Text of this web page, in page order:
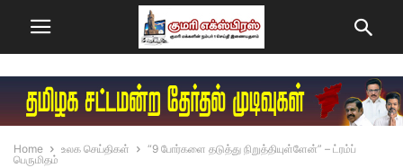
Home உலக செய்திகள்
“9 போர்களை தடுத்து நிறுத்தியுள்ளேன்” – ட்ரம்ப்
பெருமிதம்